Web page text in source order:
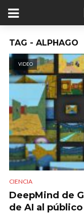
TAG - ALPHAGO
VIDEO
CIENCIA
DeepMind de
de AI al público